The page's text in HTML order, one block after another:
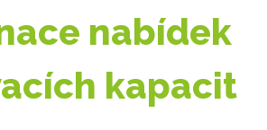
nabídek
kapacit